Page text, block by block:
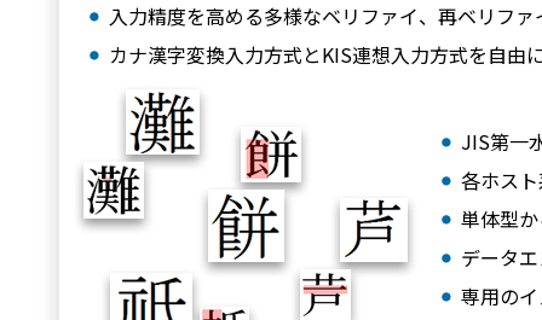
入力精度を高める多様なベリファイ、再ベリフ
カナ漢字変換入力方式とKIS連想入力方式を自由
JIS第一
各ホス
単体型
データ
専用の